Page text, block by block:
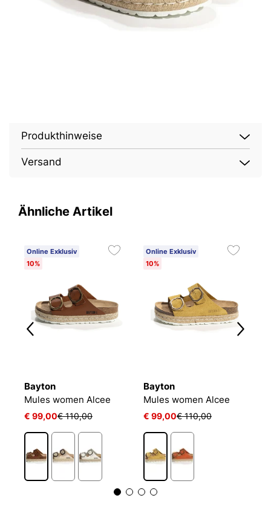
Produkthinweise
Versand
Ähnliche Artikel
Online Exklusiv
10%
Bayton
Mules women Alcee
€ 99,00€ 110,00
Online Exklusiv
10%
Bayton
Mules women Alcee
€ 99,00€ 110,00